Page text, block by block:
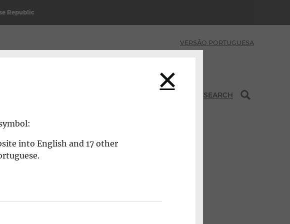
Republic
VERSÃO PORTUGUESA
SEARCH
into English and 17 other